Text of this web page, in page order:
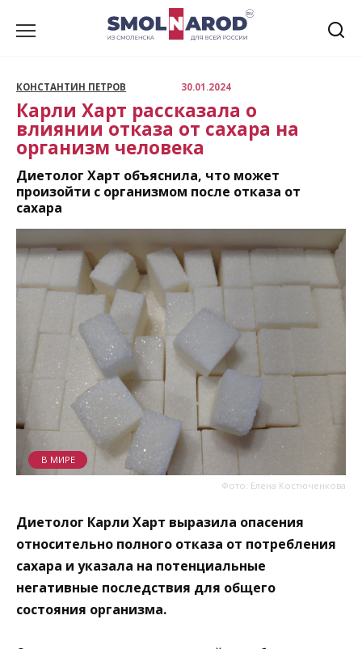
КОНСТАНТИН ПЕТРОВ 30.01.2024
Карли Харт рассказала о
влиянии отказа от сахара на
организм человека
Диетолог Харт объяснила, что может
произойти с организмом после отказа от
сахара
Фото: Елена Костюченкова
В МИРЕ
Диетолог Карли Харт выразила опасения
относительно полного отказа от потребления
сахара и указала на потенциальные
негативные последствия для общего
состояния организма.